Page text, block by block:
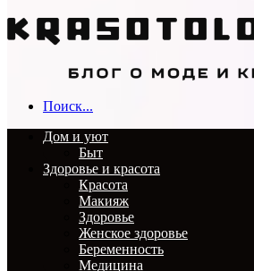
Поиск...
Дом и уют
Быт
Здоровье и красота
Красота
Макияж
Здоровье
Женское здоровье
Беременность
Медицина